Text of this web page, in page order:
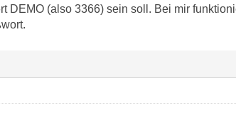
DEMO (also 3366) sein soll. Bei mir